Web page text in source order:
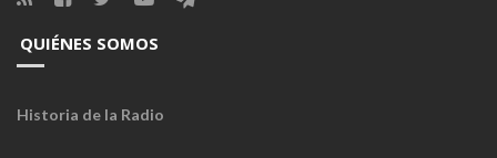
QUIÉNES SOMOS
Historia de la Radio